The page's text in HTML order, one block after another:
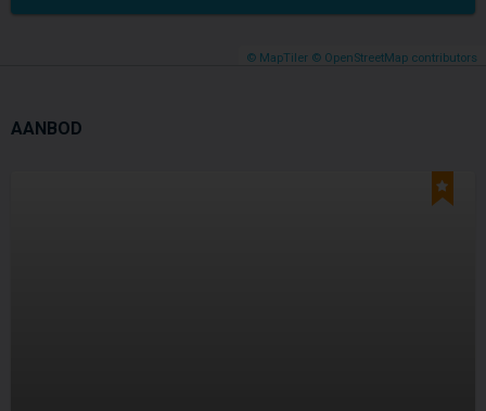
© MapTiler © OpenStreetMap contributors
AANBOD